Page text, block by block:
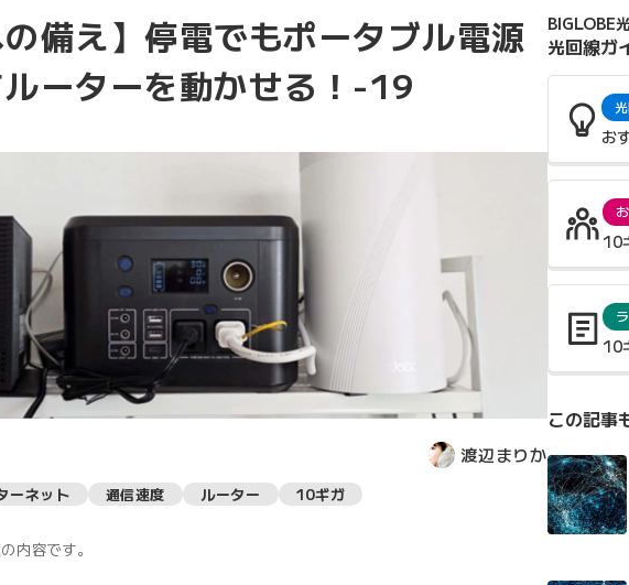
の備え】停電でもポータブル電源
ーターを動かせる！-19
渡辺まりか
ーネット 通信速度 ルーター 10ギガ
内容です。
BIGLOBE光
光回線ガ
お
10
10
この記事